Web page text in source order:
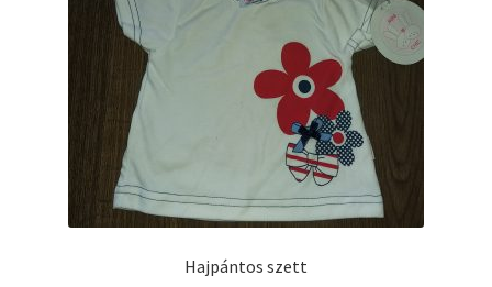
Hajpántos szett